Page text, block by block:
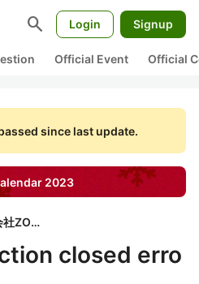
search Login Signup
Official Event Official
since last update.
2023
株式会社ZOZO
closed erro